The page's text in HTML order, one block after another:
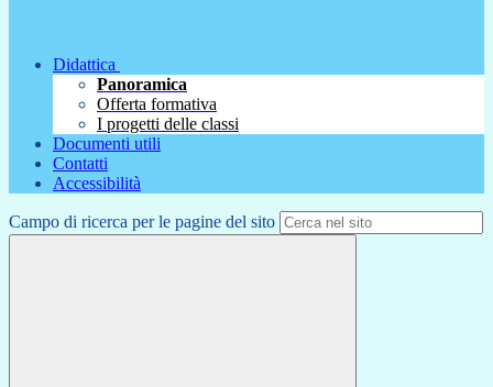
Didattica
Panoramica
Offerta formativa
I progetti delle classi
Documenti utili
Contatti
Accessibilità
Campo di ricerca per le pagine del sito